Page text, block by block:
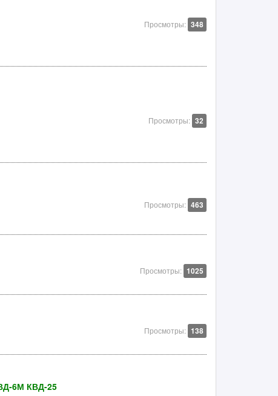
Просмотры: 348
Просмотры: 32
Просмотры: 463
Просмотры: 1025
Просмотры: 138
6М КВД-25